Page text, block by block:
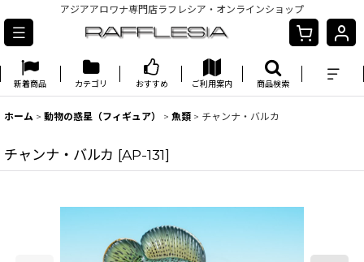
アジアアロワナ専門店ラフレシア・オンラインショップ
新着商品 カテゴリ おすすめ ご利用案内 商品検索
ホーム > 動物の惑星（フィギュア） > 魚類 > チャンナ・バルカ
チャンナ・バルカ [AP-131]